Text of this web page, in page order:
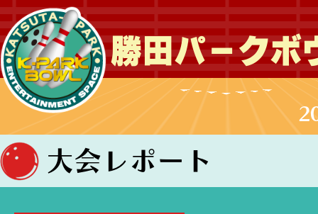
勝田パークボ
大会レポート